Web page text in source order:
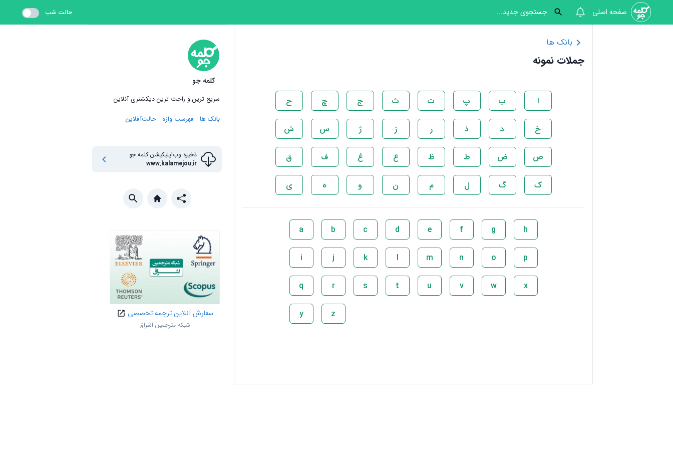
صفحه اصلی حالت شب
بانک ها
جملات نمونه
ا ب پ ت ث ج چ ح
خ د ذ ر ز ژ س ش
ص ض ط ظ ع غ ف ق
ک گ ل م ن و ه ی
a b c d e f g h
i j k l m n o p
q r s t u v w x
y z
کلمه جو
سریع ترین و راحت ترین دیکشنری آنلاین
بانک ها
فهرست واژه حالت‌آفلاین
ذخیره وب‌اپلیکیشنکلمه جو
www.kalamejou.ir
سفارش آنلاین ترجمه تخصصی
شبکه مترجمین اشراق